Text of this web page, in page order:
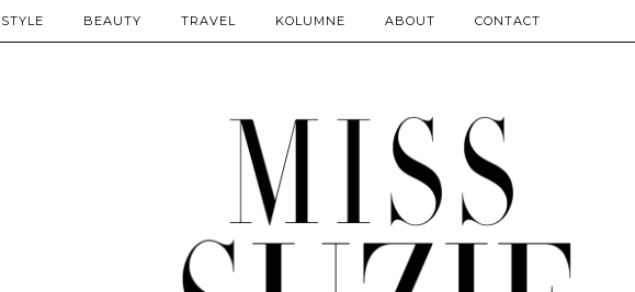
BEAUTY TRAVEL KOLUMNE ABOUT CONTACT